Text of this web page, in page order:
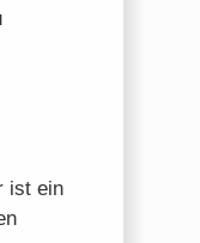
ist ein